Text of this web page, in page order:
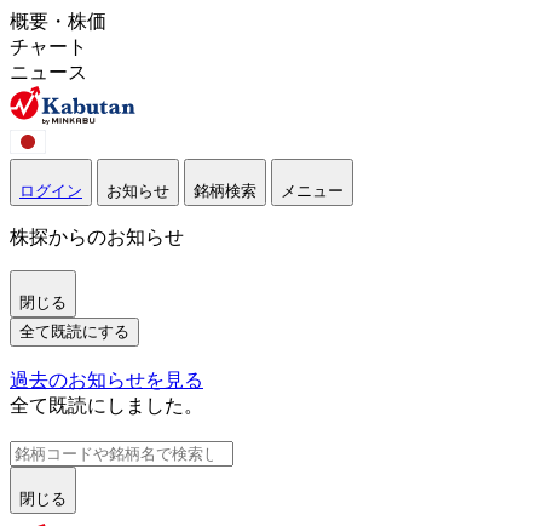
概要・株価
チャート
ニュース
ログイン お知らせ 銘柄検索 メニュー
株探からのお知らせ
閉じる
全て既読にする
過去のお知らせを見る
全て既読にしました。
閉じる